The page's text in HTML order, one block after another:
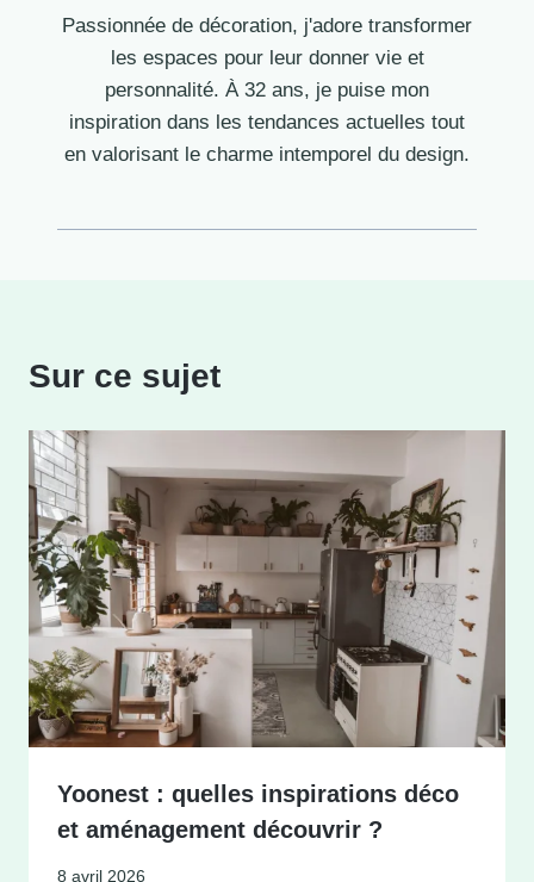
Passionnée de décoration, j'adore transformer
les espaces pour leur donner vie et
personnalité. À 32 ans, je puise mon
inspiration dans les tendances actuelles tout
en valorisant le charme intemporel du design.
Sur ce sujet
Yoonest : quelles inspirations déco
et aménagement découvrir ?
8 avril 2026